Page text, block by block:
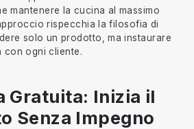
mantenere la cucina al massimo
rispecchia la filosofia di
solo un prodotto, ma instaurare
con ogni cliente.
Gratuita: Inizia il
Senza Impegno